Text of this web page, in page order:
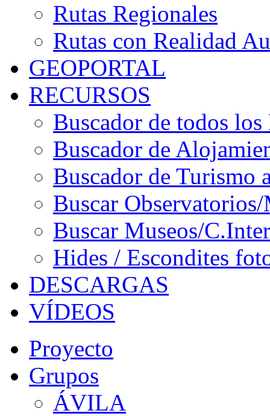
Rutas Regionales
Rutas con Realidad
GEOPORTAL
RECURSOS
Buscador de todos los
Buscador de
Buscador de Turismo
Buscar
Buscar Museos/
Hides / Escondites
DESCARGAS
VÍDEOS
Proyecto
Grupos
ÁVILA